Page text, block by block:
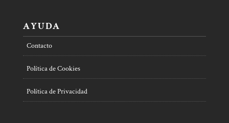
AYUDA
Contacto
Política de Cookies
Política de Privacidad